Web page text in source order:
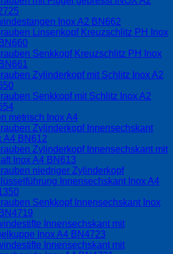
Inox A2 BN662
Linsenkopf Kreuzschlitz PH Inox
Senkkopf Kreuzschlitz PH Inox
Zylinderkopf mit Schlitz Inox A2
Senkkopf mit Schlitz Inox A2
metrisch Inox A4
Zylinderkopf Innensechskant
A4 BN612
Zylinderkopf Innensechskant mit
Inox A4 BN613
niedriger Zylinderkopf
Innensechskant Inox A4
Senkkopf Innensechskant Inox
Innensechskant mit
Inox A4 BN4723
Innensechskant mit